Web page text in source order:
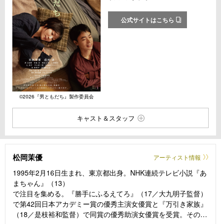
©2026『男ともだち』製作委員会
公式サイトはこちら
キャスト＆スタッフ
松岡茉優 アーティスト情報
1995年2月16日生まれ、東京都出身。NHK連続テレビ小説『あ
まちゃん』（13）
で注目を集める。『勝手にふるえてろ』（17／大九明子監督）
で第42回日本アカデミー賞の優秀主演女優賞と『万引き家族』
（18／是枝裕和監督）で同賞の優秀助演女優賞を受賞。その後